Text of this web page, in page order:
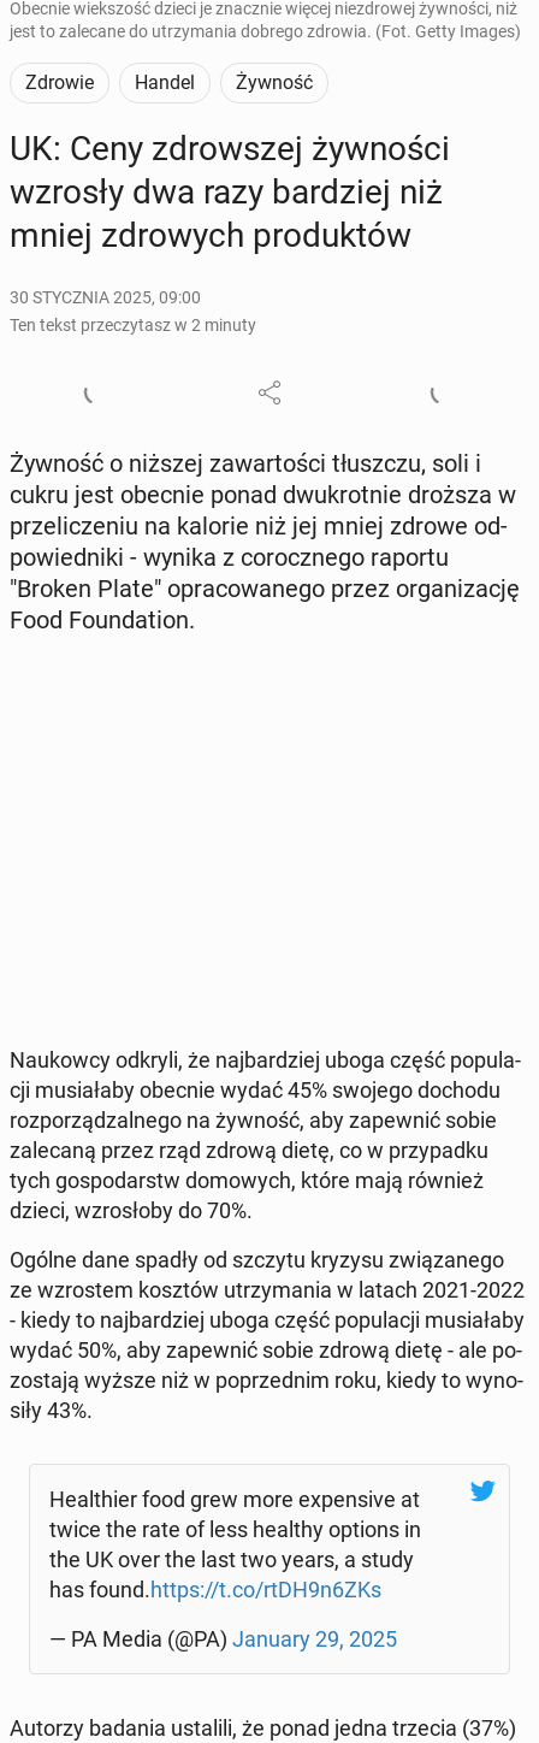
Obecnie wiekszość dzieci je znacznie więcej niezdrowej żywności, niż
jest to zalecane do utrzymania dobrego zdrowia. (Fot. Getty Images)
Zdrowie Handel Żywność
UK: Ceny zdrow­szej żyw­no­ści
wzrosły dwa razy bar­dziej niż
mniej zdro­wych pro­duk­tów
30 STYCZNIA 2025, 09:00
Ten tekst przeczytasz w 2 minuty
Żywność o niższej za­war­to­ści tłusz­czu, soli i
cukru jest obecnie ponad dwu­krot­nie droższa w
prze­li­cze­niu na kalorie niż jej mniej zdrowe od­
po­wied­ni­ki - wynika z co­rocz­ne­go raportu
"Broken Plate" opra­co­wa­ne­go przez or­ga­ni­za­cję
Food Fo­un­da­tion.
Na­ukow­cy odkryli, że naj­bar­dziej uboga część po­pu­la­
cji mu­sia­ła­by obecnie wydać 45% swojego dochodu
roz­po­rzą­dzal­ne­go na żywność, aby za­pew­nić sobie
za­le­ca­ną przez rząd zdrową dietę, co w przy­pad­ku
tych go­spo­darstw do­mo­wych, które mają również
dzieci, wzro­sło­by do 70%.
Ogólne dane spadły od szczytu kryzysu zwią­za­ne­go
ze wzro­stem kosztów utrzy­ma­nia w latach 2021-2022
- kiedy to naj­bar­dziej uboga część po­pu­la­cji mu­sia­ła­by
wydać 50%, aby za­pew­nić sobie zdrową dietę - ale po­
zo­sta­ją wyższe niż w po­przed­nim roku, kiedy to wy­no­
si­ły 43%.
He­al­thier food grew more expen­si­ve at
twice the rate of less healthy options in
the UK over the last two years, a study
has found.https://t.co/rtDH9n6ZKs
— PA Media (@PA) January 29, 2025
Autorzy badania usta­li­li, że ponad jedna trzecia (37%)